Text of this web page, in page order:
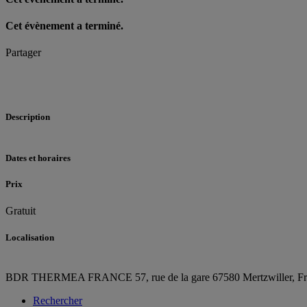
Cet évènement a terminé.
Partager
Description
Dates et horaires
Prix
Gratuit
Localisation
BDR THERMEA FRANCE 57, rue de la gare 67580 Mertzwiller,
Rechercher